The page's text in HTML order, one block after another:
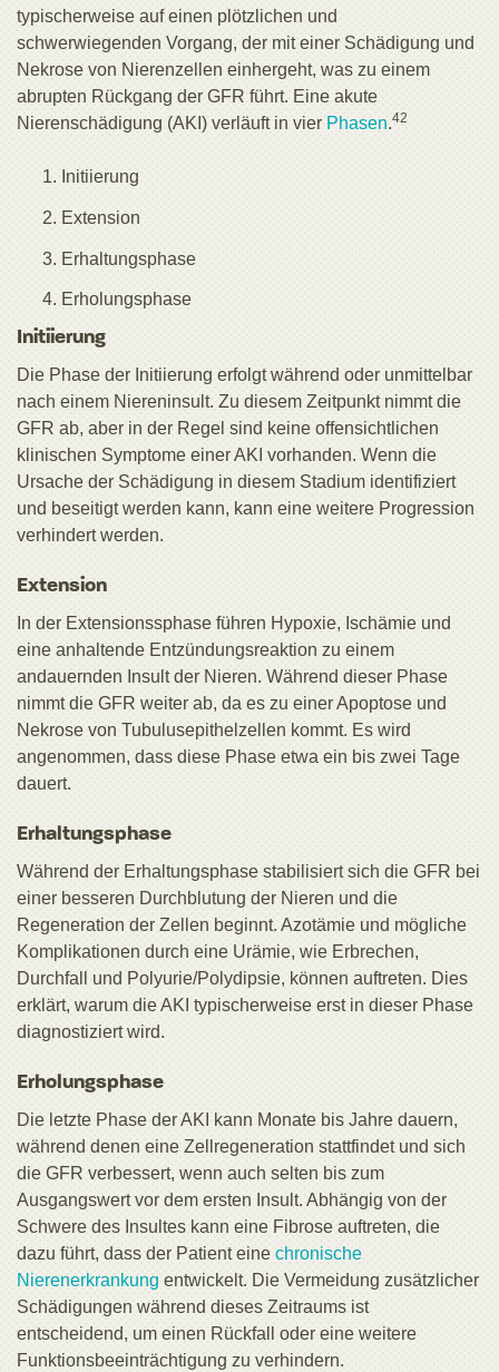
typischerweise auf einen plötzlichen und
schwerwiegenden Vorgang, der mit einer Schädigung und
Nekrose von Nierenzellen einhergeht, was zu einem
abrupten Rückgang der GFR führt. Eine akute
Nierenschädigung (AKI) verläuft in vier Phasen.42
Initiierung
Extension
Erhaltungsphase
Erholungsphase
Initiierung
Die Phase der Initiierung erfolgt während oder unmittelbar
nach einem Niereninsult. Zu diesem Zeitpunkt nimmt die
GFR ab, aber in der Regel sind keine offensichtlichen
klinischen Symptome einer AKI vorhanden. Wenn die
Ursache der Schädigung in diesem Stadium identifiziert
und beseitigt werden kann, kann eine weitere Progression
verhindert werden.
Extension
In der Extensionssphase führen Hypoxie, Ischämie und
eine anhaltende Entzündungsreaktion zu einem
andauernden Insult der Nieren. Während dieser Phase
nimmt die GFR weiter ab, da es zu einer Apoptose und
Nekrose von Tubulusepithelzellen kommt. Es wird
angenommen, dass diese Phase etwa ein bis zwei Tage
dauert.
Erhaltungsphase
Während der Erhaltungsphase stabilisiert sich die GFR bei
einer besseren Durchblutung der Nieren und die
Regeneration der Zellen beginnt. Azotämie und mögliche
Komplikationen durch eine Urämie, wie Erbrechen,
Durchfall und Polyurie/Polydipsie, können auftreten. Dies
erklärt, warum die AKI typischerweise erst in dieser Phase
diagnostiziert wird.
Erholungsphase
Die letzte Phase der AKI kann Monate bis Jahre dauern,
während denen eine Zellregeneration stattfindet und sich
die GFR verbessert, wenn auch selten bis zum
Ausgangswert vor dem ersten Insult. Abhängig von der
Schwere des Insultes kann eine Fibrose auftreten, die
dazu führt, dass der Patient eine chronische
Nierenerkrankung entwickelt. Die Vermeidung zusätzlicher
Schädigungen während dieses Zeitraums ist
entscheidend, um einen Rückfall oder eine weitere
Funktionsbeeinträchtigung zu verhindern.